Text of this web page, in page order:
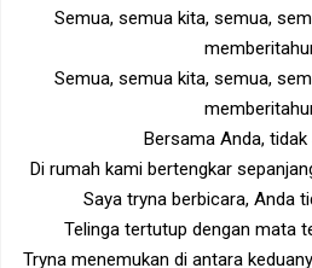
Semua, semua kita, semua,
Semua, semua kita, semua,
Bersama Anda, tidak
Di rumah kami bertengkar
Saya tryna berbicara, Anda
Telinga tertutup dengan mata
Tryna menemukan di antara